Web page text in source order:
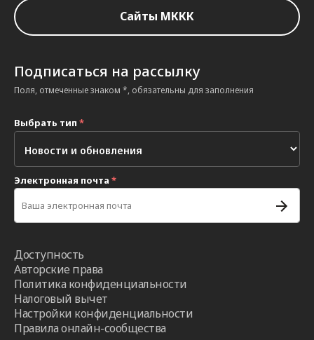
Сайты МККК
Подписаться на рассылку
Поля, отмеченные знаком *, обязательны для заполнения
Выбрать тип *
Электронная почта *
Доступность
Авторские права
Политика конфиденциальности
Налоговый вычет
Настройки конфиденциальности
Правила онлайн-сообщества